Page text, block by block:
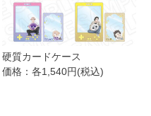
硬質カードケース
価格：各1,540円(税込)